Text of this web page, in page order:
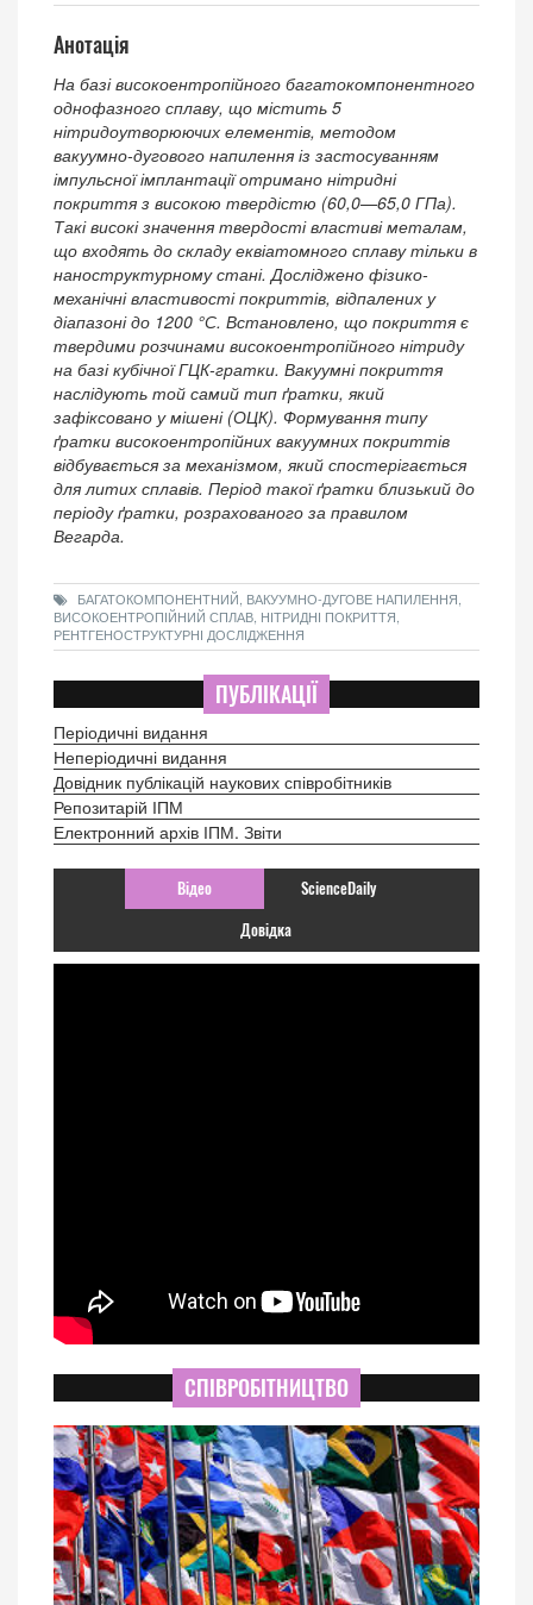
Анотація
На базі високоентропійного багатокомпонентного
однофазного сплаву, що містить 5
нітридоутворюючих елементів, методом
вакуумно-дугового напилення із застосуванням
імпульсної імплантації отримано нітридні
покриття з високою твердістю (60,0—65,0 ГПа).
Такі високі значення твердості властиві металам,
що входять до складу еквіатомного сплаву тільки в
наноструктурному стані. Досліджено фізико-
механічні властивості покриттів, відпалених у
діапазоні до 1200 °С. Встановлено, що покриття є
твердими розчинами високоентропійного нітриду
на базі кубічної ГЦК-гратки. Вакуумні покриття
наслідують той самий тип ґратки, який
зафіксовано у мішені (ОЦК). Формування типу
ґратки високоентропійних вакуумних покриттів
відбувається за механізмом, який спостерігається
для литих сплавів. Період такої ґратки близький до
періоду ґратки, розрахованого за правилом
Вегарда.
БАГАТОКОМПОНЕНТНИЙ, ВАКУУМНО-ДУГОВЕ НАПИЛЕННЯ,
ВИСОКОЕНТРОПІЙНИЙ СПЛАВ, НІТРИДНІ ПОКРИТТЯ,
РЕНТГЕНОСТРУКТУРНІ ДОСЛІДЖЕННЯ
ПУБЛІКАЦІЇ
Періодичні видання
Неперіодичні видання
Довідник публікацій наукових співробітників
Репозитарій ІПМ
Електронний архів ІПМ. Звіти
Відео ScienceDaily
Довідка
СПІВРОБІТНИЦТВО